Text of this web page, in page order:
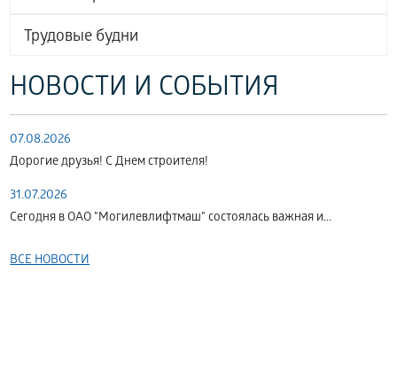
Трудовые будни
НОВОСТИ И СОБЫТИЯ
07.08.2026
Дорогие друзья! С Днем строителя!
31.07.2026
Сегодня в ОАО "Могилевлифтмаш" состоялась важная и...
ВСЕ НОВОСТИ